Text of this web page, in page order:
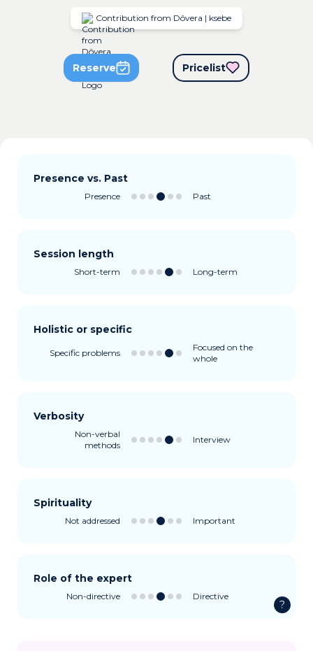
Contribution from Dôvera | ksebe
Reserve Pricelist
Presence vs. Past
Presence Past
Session length
Short-term Long-term
Holistic or specific
Specific problems
Focused on the
whole
Verbosity
Non-verbal
methods
Interview
Spirituality
Not addressed Important
Role of the expert
Non-directive Directive
?